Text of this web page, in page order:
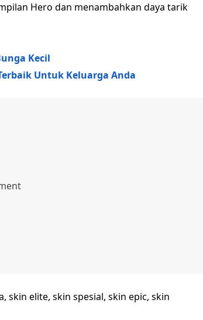
Hero dan menambahkan daya tarik
Kecil
Untuk Keluarga Anda
skin elite, skin spesial, skin epic, skin